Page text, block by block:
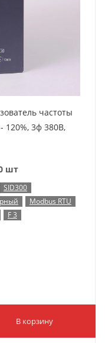
частоты
120%, 3ф 380В,
шт
SID300
Modbus RTU
F 3
В корзину